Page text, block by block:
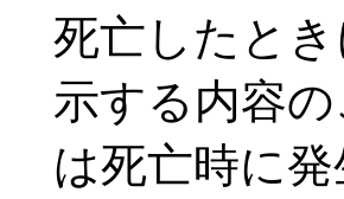
死亡したと
示する内容
は死亡時に